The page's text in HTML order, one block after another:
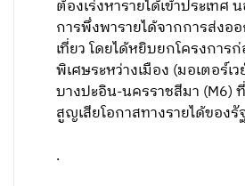
ต้องเร่งหารายได้เข้าประเทศ
การพึ่งพารายได้จากการส่งอ
เที่ยว โดยได้หยิบยกโครงการ
พิเศษระหว่างเมือง (มอเตอร์เว
บางปะอิน-นครราชสีมา (M6)
สูญเสียโอกาสทางรายได้ของรั
.